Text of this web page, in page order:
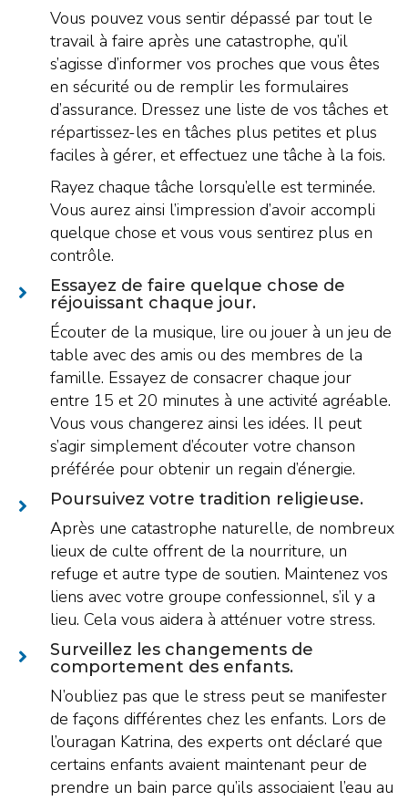
Vous pouvez vous sentir dépassé par tout le
travail à faire après une catastrophe, qu’il
s’agisse d’informer vos proches que vous êtes
en sécurité ou de remplir les formulaires
d’assurance. Dressez une liste de vos tâches et
répartissez-les en tâches plus petites et plus
faciles à gérer, et effectuez une tâche à la fois.
Rayez chaque tâche lorsqu’elle est terminée.
Vous aurez ainsi l’impression d’avoir accompli
quelque chose et vous vous sentirez plus en
contrôle.
Essayez de faire quelque chose de
réjouissant chaque jour.
Écouter de la musique, lire ou jouer à un jeu de
table avec des amis ou des membres de la
famille. Essayez de consacrer chaque jour
entre 15 et 20 minutes à une activité agréable.
Vous vous changerez ainsi les idées. Il peut
s’agir simplement d’écouter votre chanson
préférée pour obtenir un regain d’énergie.
Poursuivez votre tradition religieuse.
Après une catastrophe naturelle, de nombreux
lieux de culte offrent de la nourriture, un
refuge et autre type de soutien. Maintenez vos
liens avec votre groupe confessionnel, s’il y a
lieu. Cela vous aidera à atténuer votre stress.
Surveillez les changements de
comportement des enfants.
N’oubliez pas que le stress peut se manifester
de façons différentes chez les enfants. Lors de
l’ouragan Katrina, des experts ont déclaré que
certains enfants avaient maintenant peur de
prendre un bain parce qu’ils associaient l’eau au